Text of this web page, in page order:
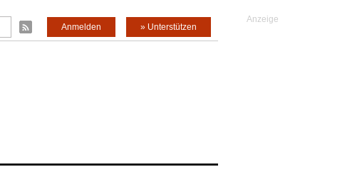
» Unterstützen
Anmelden